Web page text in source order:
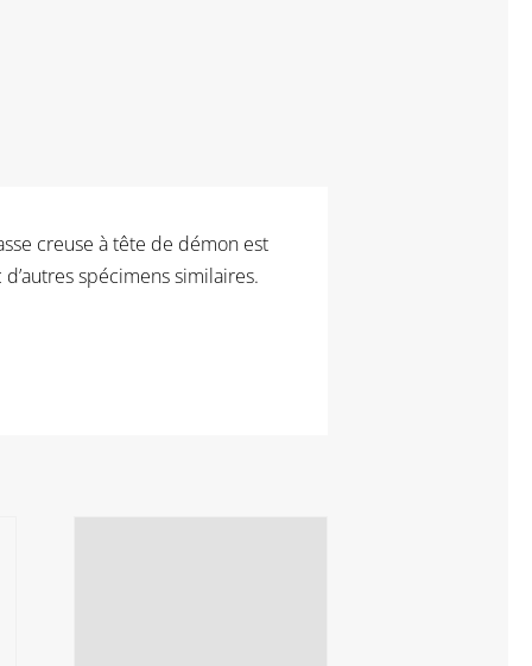
creuse à tête de démon est
spécimens similaires.